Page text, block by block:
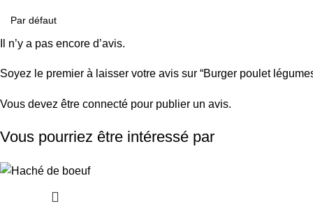
Il n’y a pas encore d’avis.
Soyez le premier à laisser votre avis sur “Burger poulet
Vous devez être connecté pour publier un avis.
Vous pourriez être intéressé par